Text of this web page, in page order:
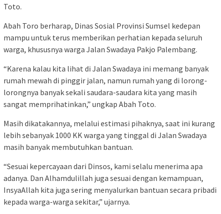
Toto.
Abah Toro berharap, Dinas Sosial Provinsi Sumsel kedepan
mampu untuk terus memberikan perhatian kepada seluruh
warga, khususnya warga Jalan Swadaya Pakjo Palembang.
“Karena kalau kita lihat di Jalan Swadaya ini memang banyak
rumah mewah di pinggir jalan, namun rumah yang di lorong-
lorongnya banyak sekali saudara-saudara kita yang masih
sangat memprihatinkan,” ungkap Abah Toto.
Masih dikatakannya, melalui estimasi pihaknya, saat ini kurang
lebih sebanyak 1000 KK warga yang tinggal di Jalan Swadaya
masih banyak membutuhkan bantuan.
“Sesuai kepercayaan dari Dinsos, kami selalu menerima apa
adanya. Dan Alhamdulillah juga sesuai dengan kemampuan,
InsyaAllah kita juga sering menyalurkan bantuan secara pribadi
kepada warga-warga sekitar,” ujarnya.